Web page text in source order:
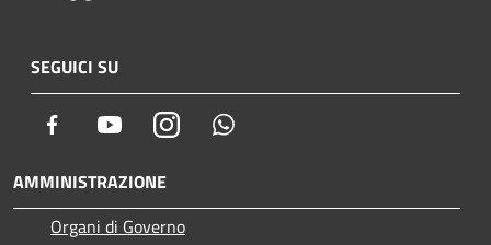
SEGUICI SU
Facebook YoutubeInstagram
AMMINISTRAZIONE
Organi di Governo